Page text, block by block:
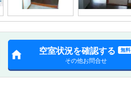
空室状況を確認する 無料
その他お問合せ